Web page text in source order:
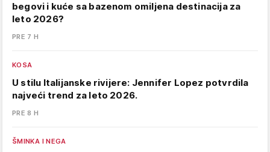
begovi i kuće sa bazenom omiljena destinacija za
leto 2026?
PRE 7 H
KOSA
U stilu Italijanske rivijere: Jennifer Lopez potvrdila
najveći trend za leto 2026.
PRE 8 H
ŠMINKA I NEGA